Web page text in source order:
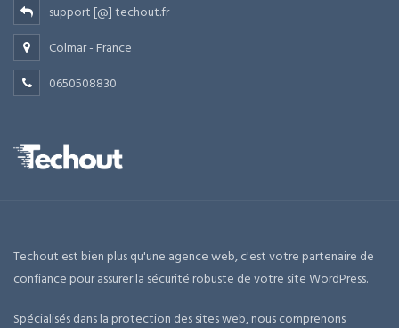
support [@] techout.fr
Colmar - France
0650508830
Techout est bien plus qu'une agence web, c'est votre partenaire de
confiance pour assurer la sécurité robuste de votre site WordPress.
Spécialisés dans la protection des sites web, nous comprenons